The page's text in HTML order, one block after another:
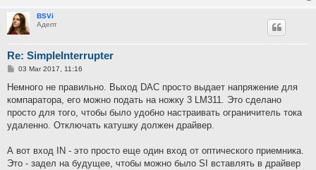
BSVi
Адепт
Re: SimpleInterrupter
P
s
03 Mar 2017, 11:16
Немного не правильно. Выход DAC просто выдает напряжение для
компаратора, его можно подать на ножку 3 LM311. Это сделано
просто для того, чтобы было удобно настраивать ограничитель тока
удаленно. Отключать катушку должен драйвер.
А вот вход IN - это просто еще один вход от оптического приемника.
Это - задел на будущее, чтобы можно было SI вставлять в драйвер